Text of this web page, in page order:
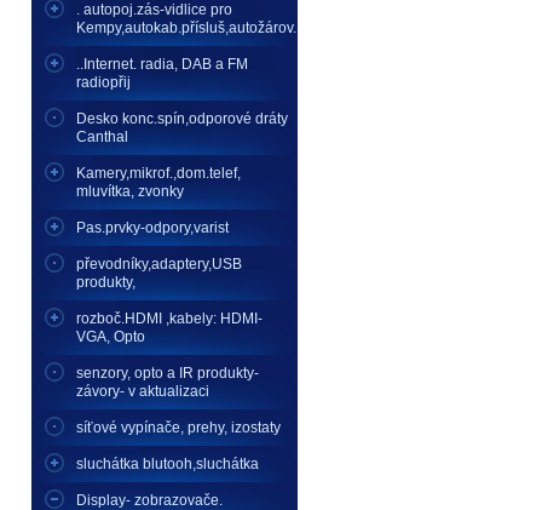
. autopoj.zás-vidlice pro
Kempy,autokab.přísluš,autožárov.
..Internet. radia, DAB a FM
radiopřij
Desko konc.spín,odporové dráty
Canthal
Kamery,mikrof.,dom.telef,
mluvítka, zvonky
Pas.prvky-odpory,varist
převodníky,adaptery,USB
produkty,
rozboč.HDMI ,kabely: HDMI-
VGA, Opto
senzory, opto a IR produkty-
závory- v aktualizaci
síťové vypínače, prehy, izostaty
sluchátka blutooh,sluchátka
Display- zobrazovače.